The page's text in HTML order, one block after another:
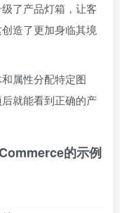
了产品灯箱，让客
造了更加身临其境
属性分配特定图
就能看到正确的产
的示例